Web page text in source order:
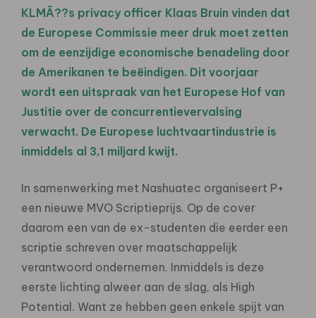
KLMÃ??s privacy officer Klaas Bruin vinden dat
de Europese Commissie meer druk moet zetten
om de eenzijdige economische benadeling door
de Amerikanen te beëindigen. Dit voorjaar
wordt een uitspraak van het Europese Hof van
Justitie over de concurrentievervalsing
verwacht. De Europese luchtvaartindustrie is
inmiddels al 3,1 miljard kwijt.
In samenwerking met Nashuatec organiseert P+
een nieuwe MVO Scriptieprijs. Op de cover
daarom een van de ex-studenten die eerder een
scriptie schreven over maatschappelijk
verantwoord ondernemen. Inmiddels is deze
eerste lichting alweer aan de slag, als High
Potential. Want ze hebben geen enkele spijt van